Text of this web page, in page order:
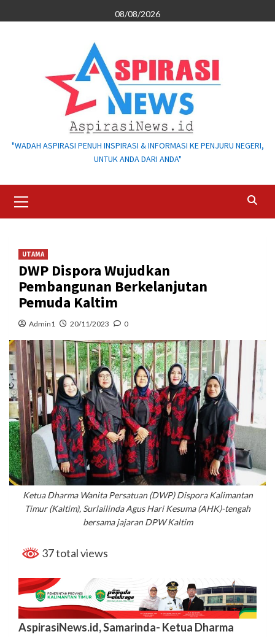
to
08/08/2026
"WADAH ASPIRASI PENUH INSPIRASI & INFORMASI KE PENJURU NEGERI,
UNTUK ANDA DARI ANDA"
Menu
UTAMA
DWP Dispora Wujudkan
Pembangunan Berkelanjutan
Pemuda Kaltim
Admin1 20/11/2023 0
Ketua Dharma Wanita Persatuan (DWP) Dispora Kalimantan
Timur (Kaltim), Surlailinda Agus Hari Kesuma (AHK)-tengah
bersama jajaran DPW Kaltim
37 total views
AspirasiNews.id, Samarinda- Ketua Dharma